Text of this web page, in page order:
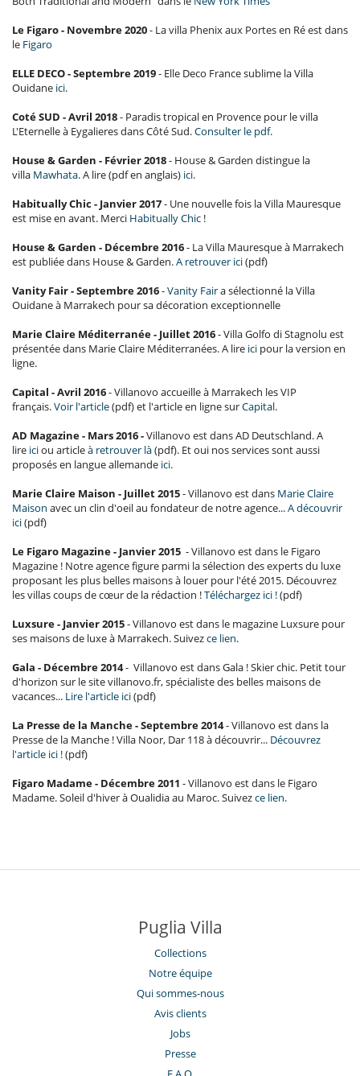
Le Figaro - Novembre 2020- La villa Phenix aux Portes en Ré est dans
le Figaro
ELLE DECO - Septembre 2019- Elle Deco France sublime la Villa
Ouidane ici.
Coté SUD - Avril 2018- Paradis tropical en Provence pour le villa
L'Eternelle à Eygalieres dans Côté Sud.Consulter le pdf.
House & Garden - Février 2018- House & Garden distingue la
villa Mawhata. A lire (pdf en anglais) ici.
Habitually Chic - Janvier 2017- Une nouvelle fois la Villa Mauresque
est mise en avant. Merci Habitually Chic !
House & Garden - Décembre 2016- La Villa Mauresque à Marrakech
est publiée dans House & Garden.A retrouver ici(pdf)
Vanity Fair - Septembre 2016-Vanity Faira sélectionné la Villa
Ouidane à Marrakech pour sa décoration exceptionnelle
Marie Claire Méditerranée - Juillet 2016- Villa Golfo di Stagnolu est
présentée dans Marie Claire Méditerranées. A lire ici pour la version en
ligne.
Capital - Avril 2016- Villanovo accueille à Marrakech les VIP
français.Voir l'article(pdf) et l'article en ligne surCapital.
AD Magazine - Mars 2016 -Villanovo est dans AD Deutschland. A
lire iciou articleà retrouver là(pdf). Et oui nos services sont aussi
proposés en langue allemande ici.
Marie Claire Maison - Juillet 2015- Villanovo est dans Marie Claire
Maison avec un clin d'oeil au fondateur de notre agence...A découvrir
ici(pdf)
Le Figaro Magazine - Janvier 2015 - Villanovo est dans le Figaro
Magazine ! Notre agence figure parmi la sélection des experts du luxe
proposant les plus belles maisons à louer pour l'été 2015. Découvrez
les villas coups de cœur de la rédaction !Téléchargez ici !(pdf)
Luxsure - Janvier 2015- Villanovo est dans le magazine Luxsure pour
ses maisons de luxe à Marrakech. Suivezce lien.
Gala - Décembre 2014- Villanovo est dans Gala ! Skier chic. Petit tour
d'horizon sur le site villanovo.fr, spécialiste des belles maisons de
vacances... Lire l'article ici(pdf)
La Presse de la Manche - Septembre 2014- Villanovo est dans la
Presse de la Manche ! Villa Noor, Dar 118 à découvrir... Découvrez
l'article ici !(pdf)
Figaro Madame - Décembre 2011 - Villanovo est dans le Figaro
Madame. Soleil d'hiver à Oualidia au Maroc. Suivezce lien.
Puglia Villa
Collections
Notre équipe
Qui sommes-nous
Avis clients
Jobs
Presse